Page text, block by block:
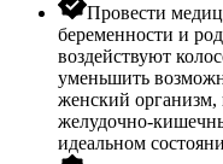
Провести
беременности и
воздействуют
уменьшить
женский организм,
желудочно-
идеальном